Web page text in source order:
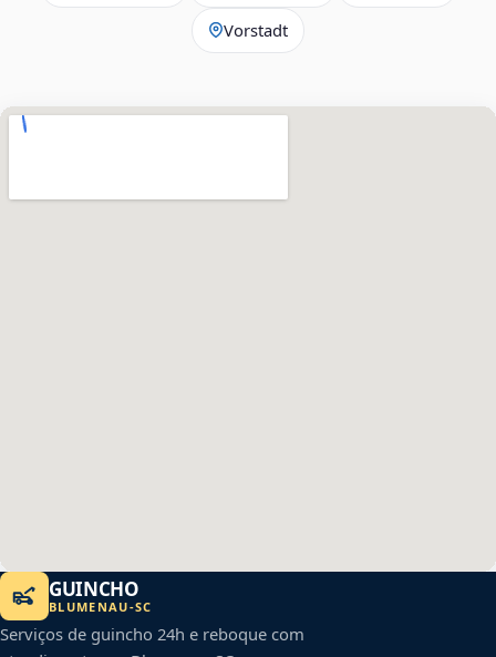
Vorstadt
GUINCHO
BLUMENAU-SC
Serviços de guincho 24h e reboque com